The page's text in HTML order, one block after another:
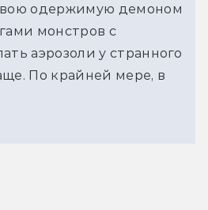
одержимую демоном
монстров с
аэрозоли у странного
По крайней мере, в